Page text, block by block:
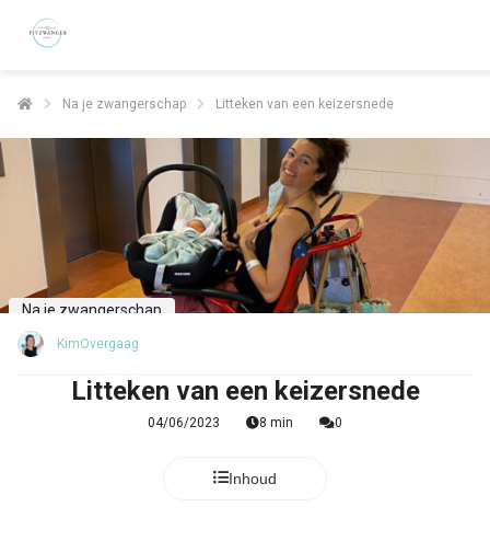
Na je zwangerschap Litteken van een keizersnede
Na je zwangerschap
KimOvergaag
Litteken van een keizersnede
04/06/2023 8 min 0
Inhoud